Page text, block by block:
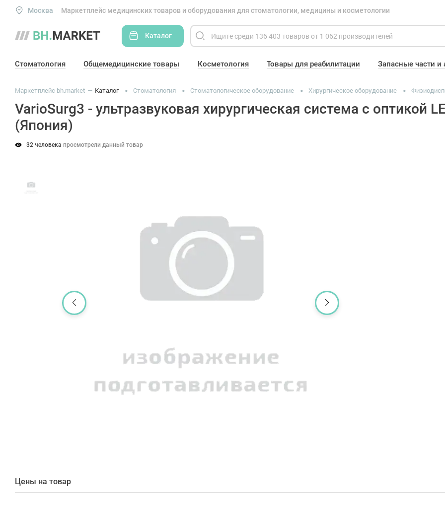
Москва Маркетплейс медицинских товаров и оборудования для стоматологии, медицины и косметологии
Каталог
Стоматология Общемедицинские товары Косметология Товары для реабилитации Запасные части и
Маркетплейс bh.market Каталог Стоматология Стоматологическое оборудование Хирургическое оборудование
VarioSurg3 - ультразвуковая хирургическая система c оптикой
(Япония)
32 человека просмотрели данный товар
Цены на товар